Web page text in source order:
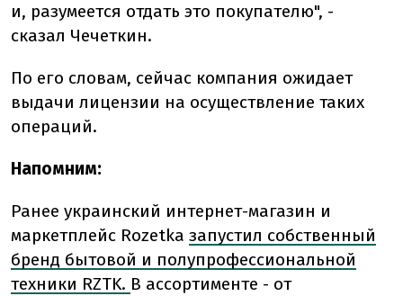
и, разумеется отдать это покупателю", -
сказал Чечеткин.
По его словам, сейчас компания ожидает
выдачи лицензии на осуществление таких
операций.
Напомним:
Ранее украинский интернет-магазин и
маркетплейс Rozetka запустил собственный
бренд бытовой и полупрофессиональной
техники RZTK. В ассортименте - от